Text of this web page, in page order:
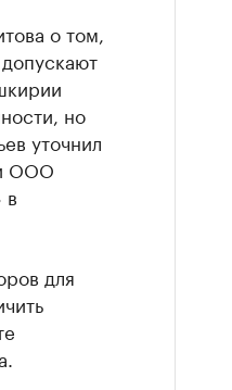
о том,
но
уточнил
ООО
в
для